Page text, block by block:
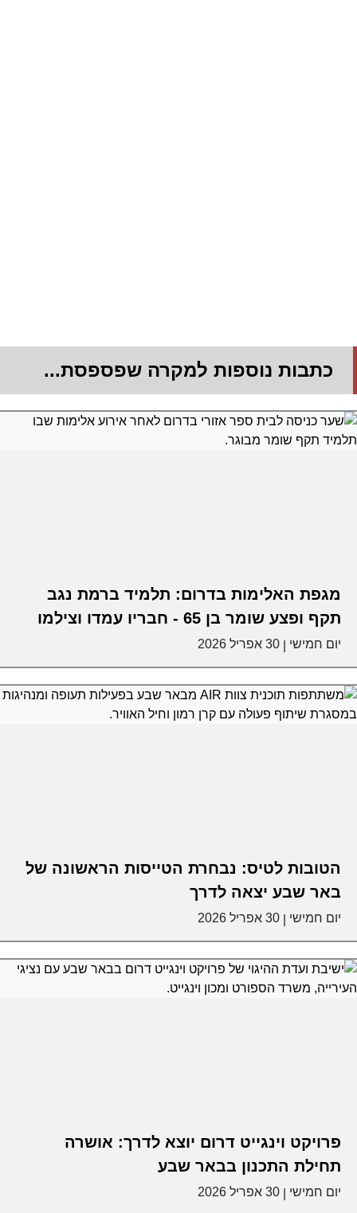
כתבות נוספות למקרה שפספסת...
מגפת האלימות בדרום: תלמיד ברמת נגב
תקף ופצע שומר בן 65 - חבריו עמדו וצילמו
יום חמישי 30 אפריל 2026
הטובות לטיס: נבחרת הטייסות הראשונה של
באר שבע יצאה לדרך
יום חמישי 30 אפריל 2026
פרויקט וינגייט דרום יוצא לדרך: אושרה
תחילת התכנון בבאר שבע
יום חמישי 30 אפריל 2026